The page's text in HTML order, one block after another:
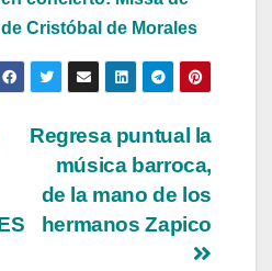
Cristóbal de Morales
Regresa puntual la
música barroca,
de la mano de los
hermanos Zapico